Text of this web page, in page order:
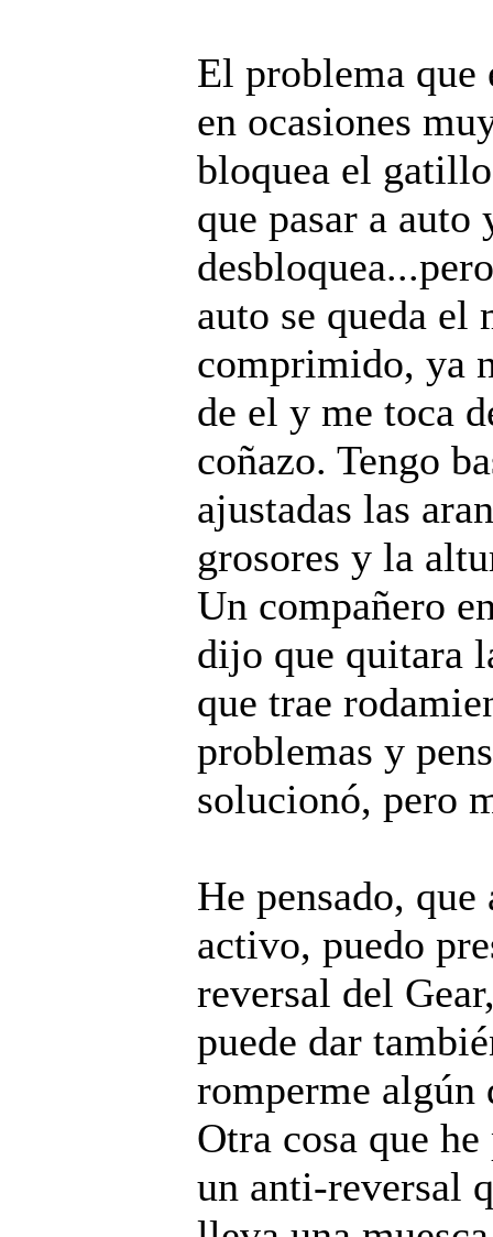
El problema que
en ocasiones
bloquea el
que pasar a auto
auto se queda el
comprimido, ya
de el y me toca
coñazo. Tengo
ajustadas las
grosores y la
Un compañero
dijo que quitara
que trae
problemas y
solucionó, pero
He pensado,
activo, puedo
reversal del
puede dar
romperme algún
Otra cosa que
un anti-reversal